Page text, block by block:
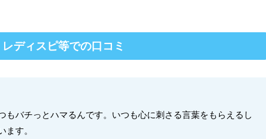
ディスピ等での口コミ
もバチっとハマるんです。いつも心に刺さる言葉をもらえるし
ます。